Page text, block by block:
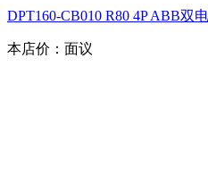
DPT160-CB010 R80 4P ABB双
本店价： 面议